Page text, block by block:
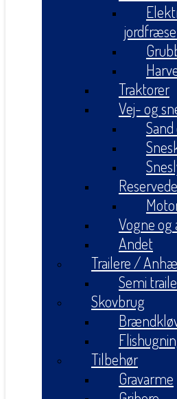
Traktorer
Vej- og
Vogne
Andet
Trailere /
Semi
Skovbrug
Tilbehør
Gravarme